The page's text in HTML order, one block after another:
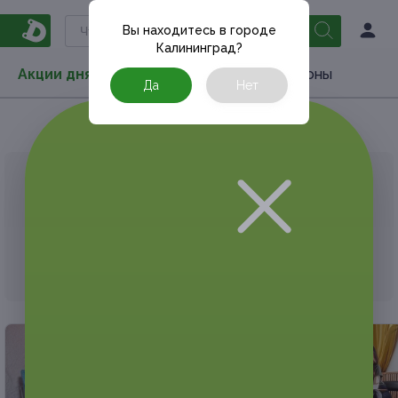
Акции дня Товары Туризм РестоКупоны
Вы находитесь в городе
Калининград?
Да Нет
АКЦИЯ, КОТОРУЮ ВЫ ИСКАЛИ, ЗАВЕРШЕНА.
К сожалению, выгодные акции быстро